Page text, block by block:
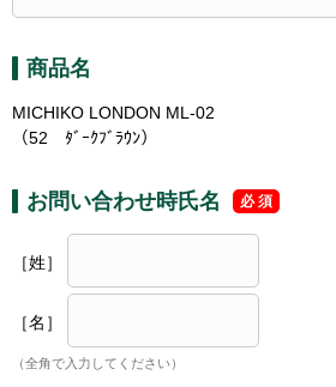
商品名
MICHIKO LONDON ML-02
（52 ﾀﾞｰｸﾌﾞﾗｳﾝ）
お問い合わせ時氏名
［姓］
［名］
（全角で入力してください）